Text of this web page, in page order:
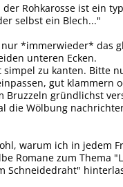
Rohkarosse ist ein
selbst ein Blech..."
*immerwieder* das
unteren Ecken.
simpel zu kanten. Bitte
gut klammern
Bruzzeln gründlichst
die Wölbung
warum ich in jedem
Romane zum Thema
Schneidedraht"